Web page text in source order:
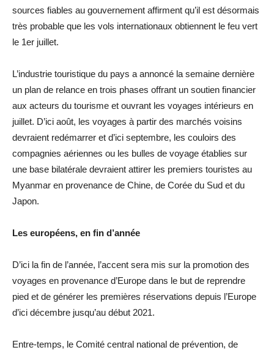
sources fiables au gouvernement affirment qu’il est désormais
très probable que les vols internationaux obtiennent le feu vert
le 1er juillet.
L’industrie touristique du pays a annoncé la semaine dernière
un plan de relance en trois phases offrant un soutien financier
aux acteurs du tourisme et ouvrant les voyages intérieurs en
juillet. D’ici août, les voyages à partir des marchés voisins
devraient redémarrer et d’ici septembre, les couloirs des
compagnies aériennes ou les bulles de voyage établies sur
une base bilatérale devraient attirer les premiers touristes au
Myanmar en provenance de Chine, de Corée du Sud et du
Japon.
Les européens, en fin d’année
D’ici la fin de l’année, l’accent sera mis sur la promotion des
voyages en provenance d’Europe dans le but de reprendre
pied et de générer les premières réservations depuis l’Europe
d’ici décembre jusqu’au début 2021.
Entre-temps, le Comité central national de prévention, de